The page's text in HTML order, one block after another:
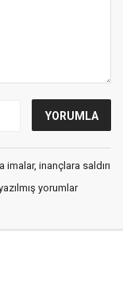
inançlara saldırı
yorumlar